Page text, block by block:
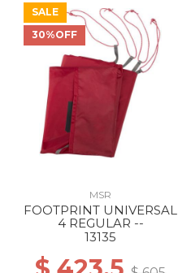
SALE
30%OFF
MSR
FOOTPRINT UNIVERSAL
4 REGULAR --
13135